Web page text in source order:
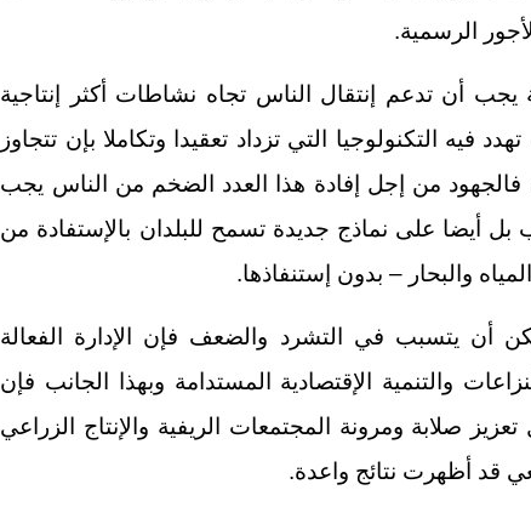
الرسمية.
يجب أن تدعم إنتقال الناس تجاه نشاطات أكثر إنتاجية
التكنولوجيا التي تزداد تعقيدا وتكاملا بإن تتجاوز
فالجهود من إجل إفادة هذا العدد الضخم من الناس يجب
أيضا على نماذج جديدة تسمح للبلدان بالإستفادة من
والبحار – بدون إستنفاذها.
أن يتسبب في التشرد والضعف فإن الإدارة الفعالة
والتنمية الإقتصادية المستدامة وبهذا الجانب فإن
صلابة ومرونة المجتمعات الريفية والإنتاج الزراعي
قد أظهرت نتائج واعدة.